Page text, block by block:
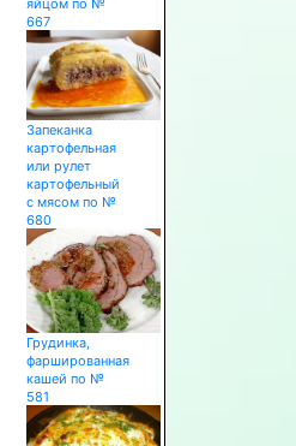
яйцом по №
667
Запеканка
картофельная
или рулет
картофельный
с мясом по №
680
Грудинка,
фаршированная
кашей по №
581